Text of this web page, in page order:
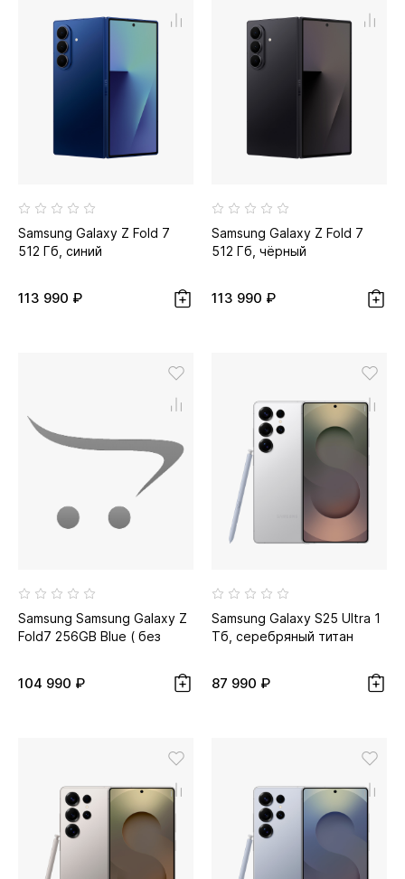
Samsung Galaxy Z Fold 7
512 Гб, синий
113 990 ₽
Samsung Galaxy Z Fold 7
512 Гб, чёрный
113 990 ₽
Samsung Samsung Galaxy Z
Fold7 256GB Blue ( без
104 990 ₽
Samsung Galaxy S25 Ultra 1
Тб, серебряный титан
87 990 ₽